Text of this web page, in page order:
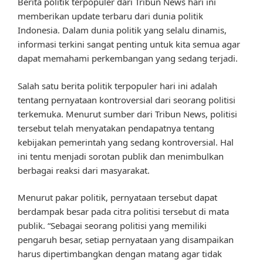
memberikan update terbaru dari dunia politik
Indonesia. Dalam dunia politik yang selalu dinamis,
informasi terkini sangat penting untuk kita semua agar
dapat memahami perkembangan yang sedang terjadi.
Salah satu berita politik terpopuler hari ini adalah
tentang pernyataan kontroversial dari seorang politisi
terkemuka. Menurut sumber dari Tribun News, politisi
tersebut telah menyatakan pendapatnya tentang
kebijakan pemerintah yang sedang kontroversial. Hal
ini tentu menjadi sorotan publik dan menimbulkan
berbagai reaksi dari masyarakat.
Menurut pakar politik, pernyataan tersebut dapat
berdampak besar pada citra politisi tersebut di mata
publik. “Sebagai seorang politisi yang memiliki
pengaruh besar, setiap pernyataan yang disampaikan
harus dipertimbangkan dengan matang agar tidak